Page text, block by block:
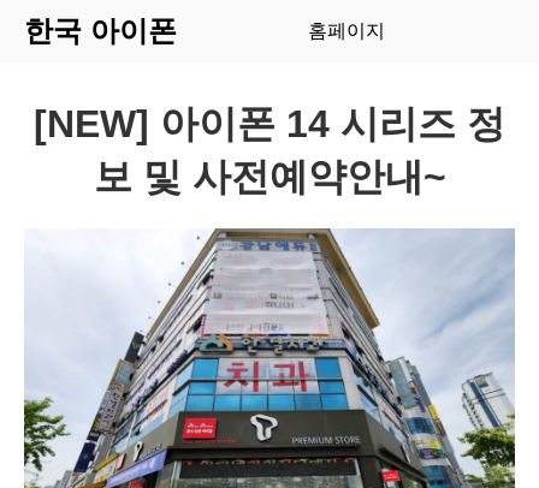
한국 아이폰 홈페이지
[NEW] 아이폰 14 시리즈 정
보 및 사전예약안내~